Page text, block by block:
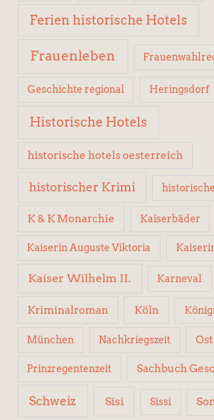
Ferien historische Hotels
Frauenleben
Geschichte regional Heringsdorf
Historische Hotels
historische hotels oesterreich
historischer Krimi
K & K Monarchie Kaiserbäder
Kaiserin Auguste Viktoria
Kaiser Wilhelm II. Karneval
Kriminalroman Köln
München Nachkriegszeit
Prinzregentenzeit Sachbuch
Schweiz Sisi Sissi